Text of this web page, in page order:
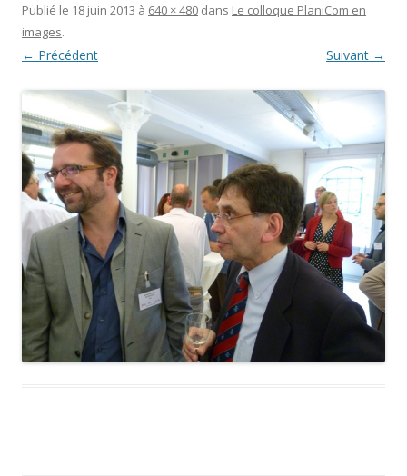
Publié le 18 juin 2013 à 640 × 480 dans Le colloque PlaniCom en
images.
← Précédent Suivant →